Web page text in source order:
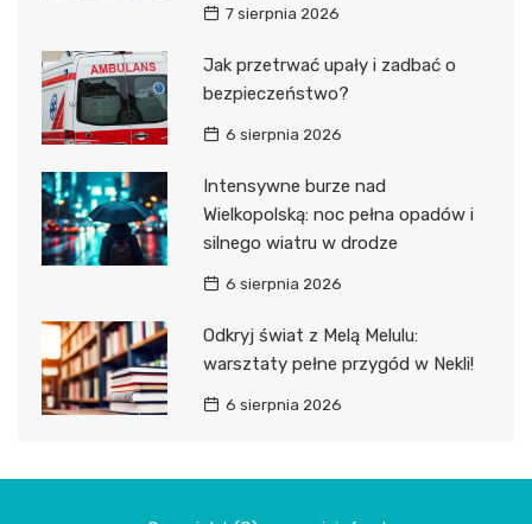
7 sierpnia 2026
Jak przetrwać upały i zadbać o
bezpieczeństwo?
6 sierpnia 2026
Intensywne burze nad
Wielkopolską: noc pełna opadów i
silnego wiatru w drodze
6 sierpnia 2026
Odkryj świat z Melą Melulu:
warsztaty pełne przygód w Nekli!
6 sierpnia 2026